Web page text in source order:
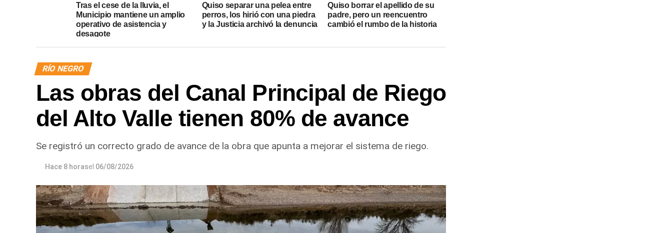
Tras el cese de la lluvia, el
Municipio mantiene un amplio
operativo de asistencia y
desagote
Quiso separar una pelea entre
perros, los hirió con una piedra
y la Justicia archivó la denuncia
Quiso borrar el apellido de su
padre, pero un reencuentro
cambió el rumbo de la historia
RÍO NEGRO
Las obras del Canal Principal de Riego
del Alto Valle tienen 80% de avance
Se registró un correcto grado de avance de la obra que apunta a mejorar el sistema de riego.
Hace 8 horasel 06/08/2026